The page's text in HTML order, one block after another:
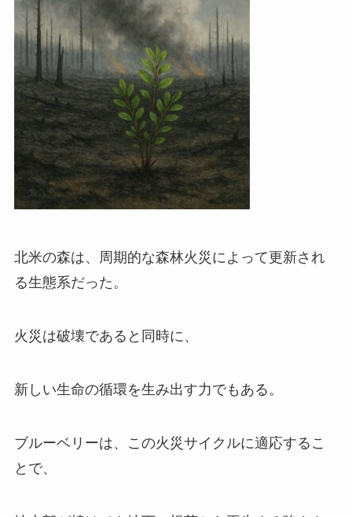
北米の森は、周期的な森林火災によって更新され
る生態系だった。
火災は破壊であると同時に、
新しい生命の循環を生み出す力でもある。
ブルーベリーは、この火災サイクルに適応するこ
とで、